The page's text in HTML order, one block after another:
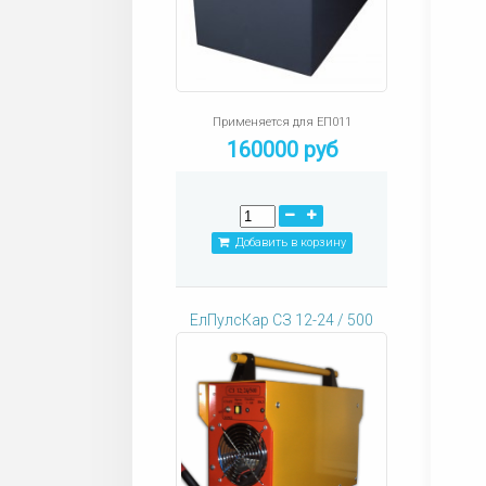
Применяется для ЕП011
160000 руб
Добавить в корзину
ЕлПулсКар СЗ 12-24 / 500